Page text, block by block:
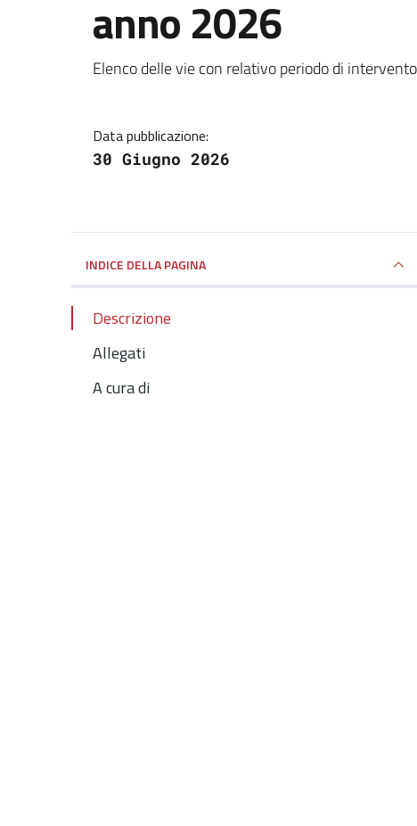
anno 2026
Dettagli della notizia
Elenco delle vie con relativo periodo di intervento
Data pubblicazione:
30 Giugno 2026
INDICE DELLA PAGINA
Descrizione
Allegati
A cura di